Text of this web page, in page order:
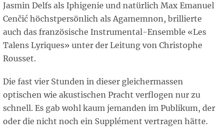
Jasmin Delfs als Iphigenie und natürlich Max Emanuel
Cenčić höchstpersönlich als Agamemnon, brillierte
auch das französische Instrumental-Ensemble «Les
Talens Lyriques» unter der Leitung von Christophe
Rousset.
Die fast vier Stunden in dieser gleichermassen
optischen wie akustischen Pracht verflogen nur zu
schnell. Es gab wohl kaum jemanden im Publikum, der
oder die nicht noch ein Supplément vertragen hätte.